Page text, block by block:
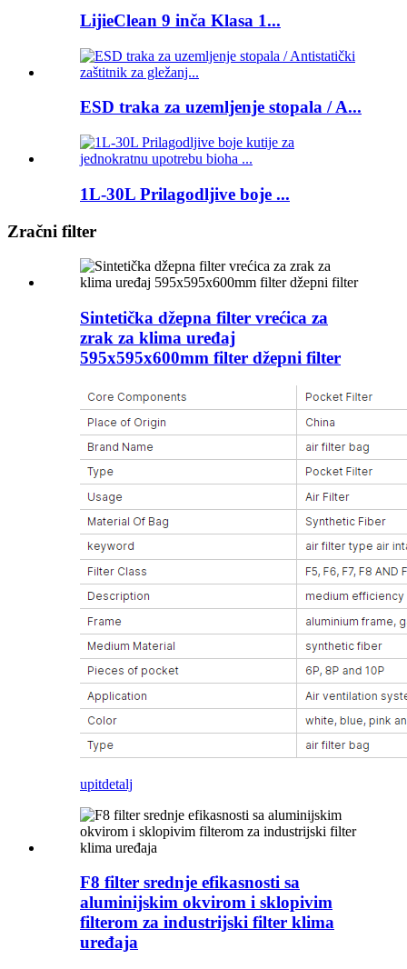
LijieClean 9 inča Klasa 1...
ESD traka za uzemljenje stopala / A...
1L-30L Prilagodljive boje ...
Zračni filter
Sintetička džepna filter vrećica za
zrak za klima uređaj
595x595x600mm filter džepni filter
upitdetalj
F8 filter srednje efikasnosti sa
aluminijskim okvirom i sklopivim
filterom za industrijski filter klima
uređaja